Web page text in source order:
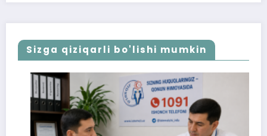
Sizga qiziqarli bo'lishi mumkin